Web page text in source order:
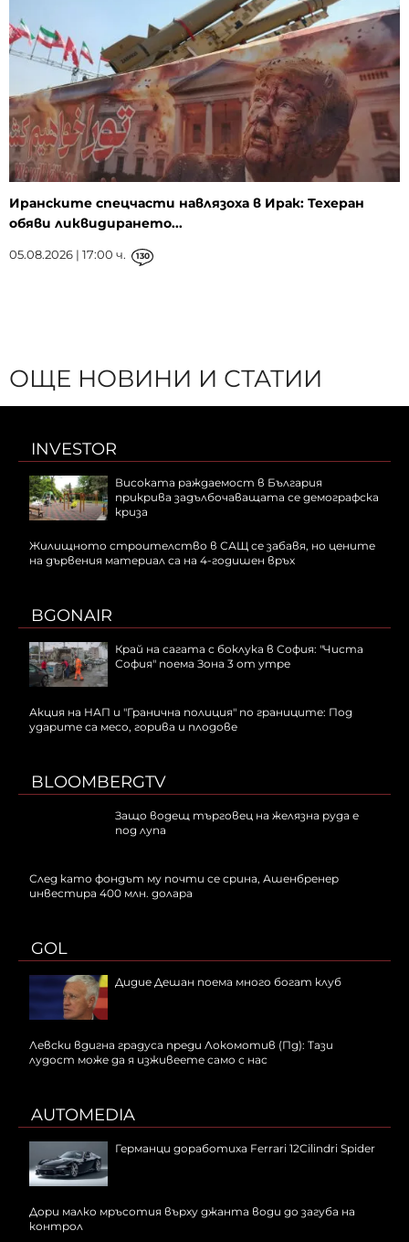
Иранските спецчасти навлязоха в Ирак: Техеран
обяви ликвидирането...
05.08.2026 | 17:00 ч. 130
ОЩЕ НОВИНИ И СТАТИИ
INVESTOR
Високата раждаемост в България
прикрива задълбочаващата се демографска
криза
Жилищното строителство в САЩ се забавя, но цените
на дървения материал са на 4-годишен връх
BGONAIR
Край на сагата с боклука в София: "Чиста
София" поема Зона 3 от утре
Акция на НАП и "Гранична полиция" по границите: Под
ударите са месо, горива и плодове
BLOOMBERGTV
Защо водещ търговец на желязна руда е
под лупа
След като фондът му почти се срина, Ашенбренер
инвестира 400 млн. долара
GOL
Дидие Дешан поема много богат клуб
Левски вдигна градуса преди Локомотив (Пд): Тази
лудост може да я изживеете само с нас
AUTOMEDIA
Германци доработиха Ferrari 12Cilindri Spider
Дори малко мръсотия върху джанта води до загуба на
контрол